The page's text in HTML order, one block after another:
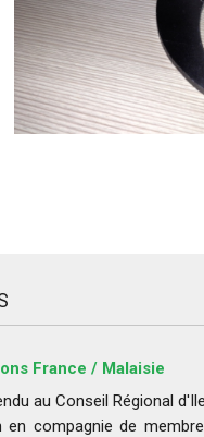
France / Malaisie
au Conseil Régional
en compagnie de